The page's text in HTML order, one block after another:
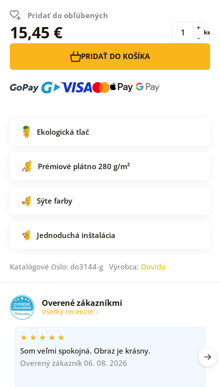
Pridať do obľúbených
15,45 € -
+ ks
PRIDAŤ DO KOŠÍKA
Ekologická tlač
Prémiové plátno 280 g/m²
Sýte farby
Jednoduchá inštalácia
Katalógové číslo: do3144-g Výrobca: Dovido
Overené zákazníkmi
Všetky recenzie
Som veľmi spokojná. Obraz je krásny.
Overený zákazník 06. 08. 2026